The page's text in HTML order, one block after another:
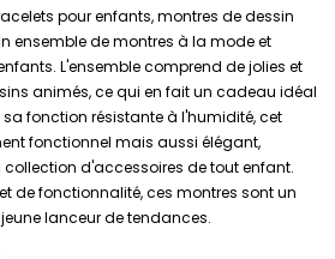
pour enfants, montres de dessin
ensemble de montres à la mode et
L'ensemble comprend de jolies et
animés, ce qui en fait un cadeau idéal
fonction résistante à l'humidité, cet
fonctionnel mais aussi élégant,
d'accessoires de tout enfant.
de fonctionnalité, ces montres sont un
lanceur de tendances.